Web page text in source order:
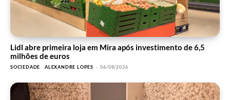
Lidl abre primeira loja em Mira após investimento de 6,5
milhões de euros
SOCIEDADE ALEXANDRE LOPES - 06/08/2026